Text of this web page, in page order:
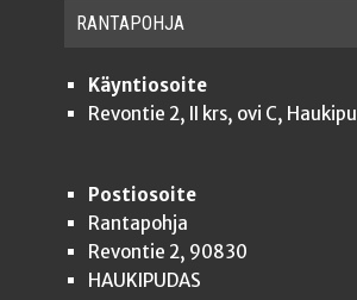
RAN­TA­POH­JA
Käyntiosoite
Revontie 2, II krs, ovi C,
Postiosoite
Rantapohja
Revontie 2, 90830
HAUKIPUDAS